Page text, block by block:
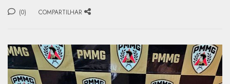
(0) COMPARTILHAR